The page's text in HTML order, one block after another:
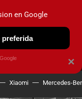
NUEVO
OBSERVATORIO
Xiaomi Mercedes-
×
en Google
preferida